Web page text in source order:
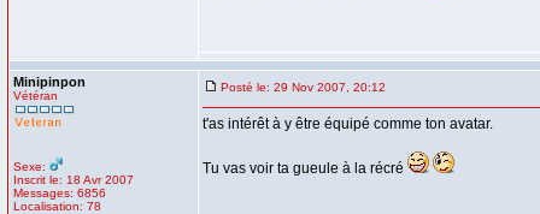
Minipinpon
Vétéran
Sexe:
Inscrit le: 18 Avr 2007
Messages: 6856
Localisation: 78
Posté le: 29 Nov 2007, 20:12
t'as intérêt à y être équipé comme ton avatar.
Tu vas voir ta gueule à la récré